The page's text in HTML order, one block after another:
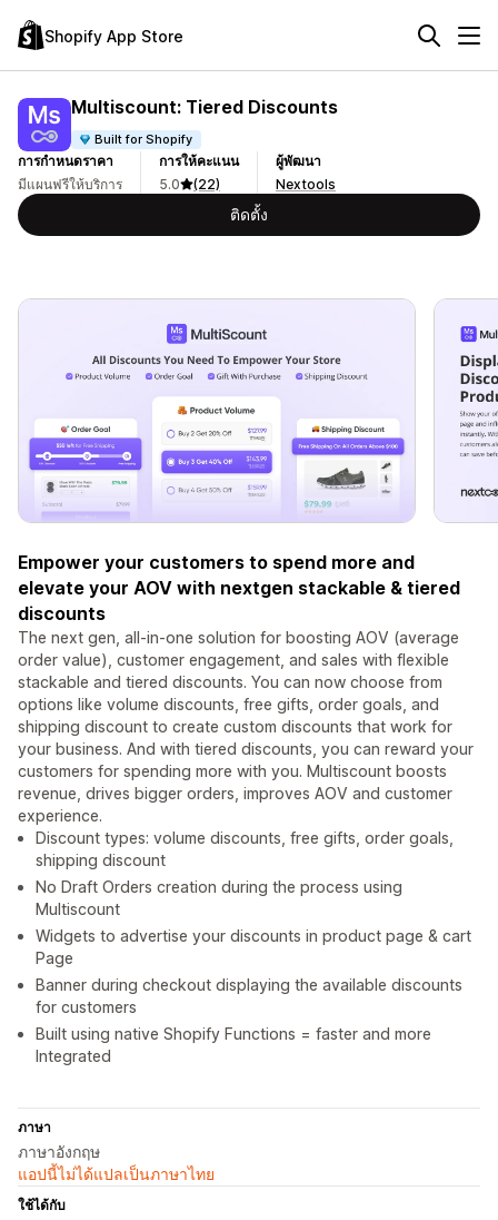
Shopify App Store
Multiscount: Tiered Discounts
Built for Shopify
การกำหนดราคา
มีแผนฟรีให้บริการ
การให้คะแนน
5.0
(22)
ผู้พัฒนา
Nextools
ติดตั้ง
Empower your customers to spend more and
elevate your AOV with nextgen stackable & tiered
discounts
The next gen, all-in-one solution for boosting AOV (average
order value), customer engagement, and sales with flexible
stackable and tiered discounts. You can now choose from
options like volume discounts, free gifts, order goals, and
shipping discount to create custom discounts that work for
your business. And with tiered discounts, you can reward your
customers for spending more with you. Multiscount boosts
revenue, drives bigger orders, improves AOV and customer
experience.
Discount types: volume discounts, free gifts, order goals,
shipping discount
No Draft Orders creation during the process using
Multiscount
Widgets to advertise your discounts in product page & cart
Page
Banner during checkout displaying the available discounts
for customers
Built using native Shopify Functions = faster and more
Integrated
ภาษา
ภาษาอังกฤษ
แอปนี้ไม่ได้แปลเป็นภาษาไทย
ใช้ได้กับ